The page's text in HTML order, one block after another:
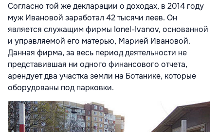
Согласно той же декларации о доходах, в 2014 году
муж Ивановой заработал 42 тысячи леев. Он
является служащим фирмы Ionel-Ivanov, основанной
и управляемой его матерью, Марией Ивановой.
Данная фирма, за весь период деятельности не
представившая ни одного финансового отчета,
арендует два участка земли на Ботанике, которые
оборудованы под парковки.